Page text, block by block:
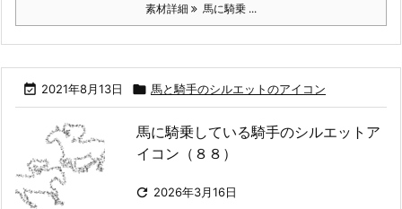
素材詳細 馬に騎乗 ...
 2021年8月13日  馬と騎手のシルエットのアイコン
馬に騎乗している騎手のシルエットア
イコン（８８）
 2026年3月16日